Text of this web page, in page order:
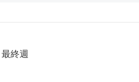
終週